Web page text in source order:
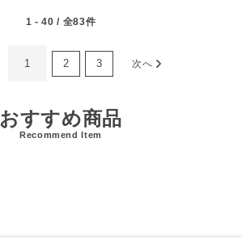
1 - 40 / 全83件
1 2 3 次へ
おすすめ商品
Recommend Item